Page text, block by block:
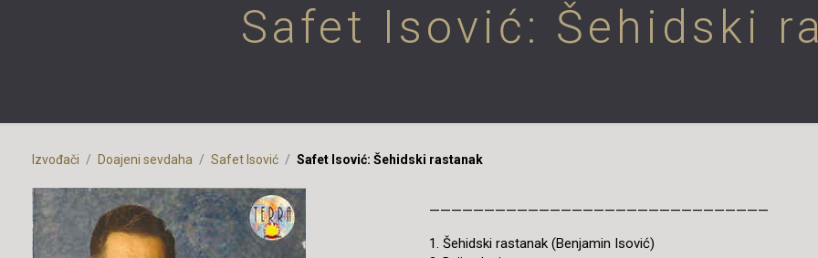
Safet Isović: Šehidski
Izvođači Doajeni sevdaha Safet Isović Safet Isović: Šehidski rastanak
———————————————————————————————
1. Šehidski rastanak (Benjamin Isović)